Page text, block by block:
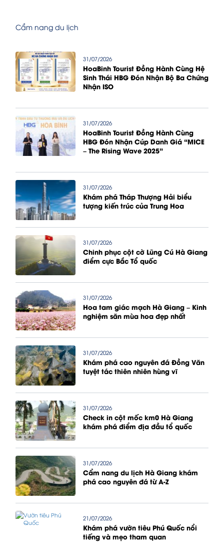
Cẩm nang du lịch
31/07/2026
HoaBinh Tourist Đồng Hành Cùng Hệ
Sinh Thái HBG Đón Nhận Bộ Ba Chứng
Nhận ISO
31/07/2026
HoaBinh Tourist Đồng Hành Cùng
HBG Đón Nhận Cúp Danh Giá “MICE
– The Rising Wave 2025”
31/07/2026
Khám phá Tháp Thượng Hải biểu
tượng kiến trúc của Trung Hoa
31/07/2026
Chinh phục cột cờ Lũng Cú Hà Giang
điểm cực Bắc Tổ quốc
31/07/2026
Hoa tam giác mạch Hà Giang – Kinh
nghiệm săn mùa hoa đẹp nhất
31/07/2026
Khám phá cao nguyên đá Đồng Văn
tuyệt tác thiên nhiên hùng vĩ
31/07/2026
Check in cột mốc km0 Hà Giang
khám phá điểm địa đầu tổ quốc
31/07/2026
Cẩm nang du lịch Hà Giang khám
phá cao nguyên đá từ A-Z
21/07/2026
Khám phá vườn tiêu Phú Quốc nổi
tiếng và mẹo tham quan